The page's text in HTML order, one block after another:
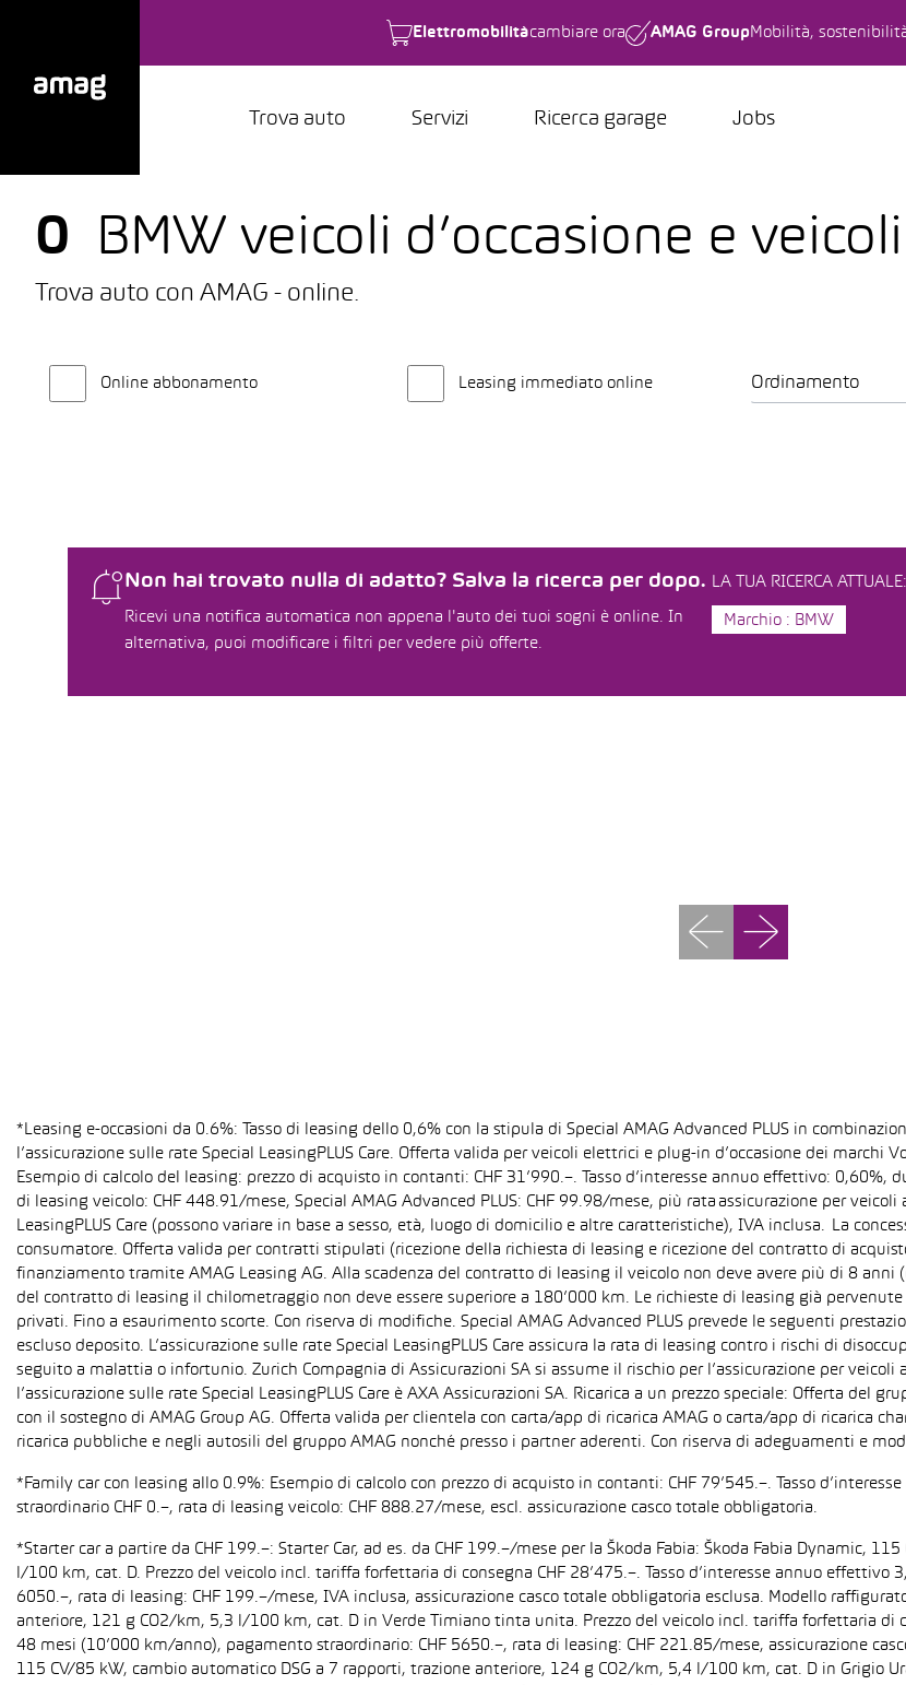
Elettromobilitàcambiare ora AMAG Group Mobilità,
Trova auto Servizi Ricerca garage Jobs
0 BMW veicoli d’occasione e
Trova auto con AMAG - online.
Online abbonamento Leasing immediato online Ordinamento
Non hai trovato nulla di adatto? Salva la ricerca per dopo.
Ricevi una notifica automatica non appena l'auto dei tuoi sogni è online. In
alternativa, puoi modificare i filtri per vedere più offerte.
LA TUA RICERCA ATTUALE:
Marchio : BMW
*Leasing e-occasioni da 0.6%: Tasso di leasing dello 0,6% con la stipula di Special AMAG Advanced PLUS in
l’assicurazione sulle rate Special LeasingPLUS Care. Offerta valida per veicoli elettrici e plug-in d’occasione dei marchi
Esempio di calcolo del leasing: prezzo di acquisto in contanti: CHF 31’990.–. Tasso d’interesse annuo effettivo:
di leasing veicolo: CHF 448.91/mese, Special AMAG Advanced PLUS: CHF 99.98/mese, più rata assicurazione per
LeasingPLUS Care (possono variare in base a sesso, età, luogo di domicilio e altre caratteristiche), IVA inclusa. La
consumatore. Offerta valida per contratti stipulati (ricezione della richiesta di leasing e ricezione del contratto di
finanziamento tramite AMAG Leasing AG. Alla scadenza del contratto di leasing il veicolo non deve avere più di 8
del contratto di leasing il chilometraggio non deve essere superiore a 180’000 km. Le richieste di leasing già
privati. Fino a esaurimento scorte. Con riserva di modifiche. Special AMAG Advanced PLUS prevede le seguenti
escluso deposito. L’assicurazione sulle rate Special LeasingPLUS Care assicura la rata di leasing contro i rischi di
seguito a malattia o infortunio. Zurich Compagnia di Assicurazioni SA si assume il rischio per l’assicurazione per veicoli
l’assicurazione sulle rate Special LeasingPLUS Care è AXA Assicurazioni SA. Ricarica a un prezzo speciale: Offerta
con il sostegno di AMAG Group AG. Offerta valida per clientela con carta/app di ricarica AMAG o carta/app di ricarica
ricarica pubbliche e negli autosili del gruppo AMAG nonché presso i partner aderenti. Con riserva di adeguamenti e
*Family car con leasing allo 0.9%: Esempio di calcolo con prezzo di acquisto in contanti: CHF 79’545.–. Tasso
straordinario CHF 0.–, rata di leasing veicolo: CHF 888.27/mese, escl. assicurazione casco totale obbligatoria.
*Starter car a partire da CHF 199.–: Starter Car, ad es. da CHF 199.–/mese per la Škoda Fabia: Škoda Fabia Dynamic,
l/100 km, cat. D. Prezzo del veicolo incl. tariffa forfettaria di consegna CHF 28’475.–. Tasso d’interesse annuo
6050.–, rata di leasing: CHF 199.–/mese, IVA inclusa, assicurazione casco totale obbligatoria esclusa. Modello
anteriore, 121 g CO2/km, 5,3 l/100 km, cat. D in Verde Timiano tinta unita. Prezzo del veicolo incl. tariffa forfettaria di
48 mesi (10’000 km/anno), pagamento straordinario: CHF 5650.–, rata di leasing: CHF 221.85/mese, assicurazione
115 CV/85 kW, cambio automatico DSG a 7 rapporti, trazione anteriore, 124 g CO2/km, 5,4 l/100 km, cat. D in Grigio